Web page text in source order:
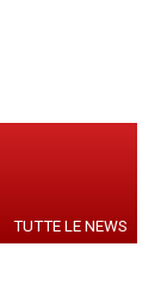
TUTTE LE NEWS